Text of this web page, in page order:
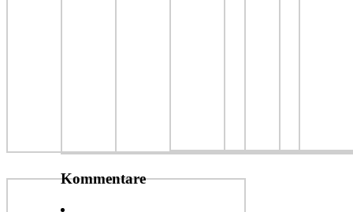
Kommentare